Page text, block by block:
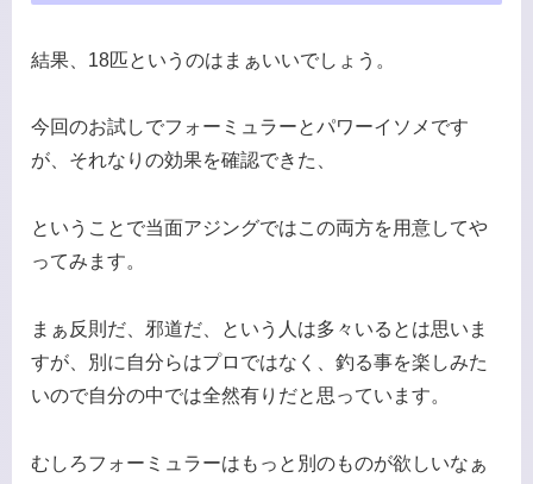
結果、18匹というのはまぁいいでしょう。
今回のお試しでフォーミュラーとパワーイソメです
が、それなりの効果を確認できた、
ということで当面アジングではこの両方を用意してや
ってみます。
まぁ反則だ、邪道だ、という人は多々いるとは思いま
すが、別に自分らはプロではなく、釣る事を楽しみた
いので自分の中では全然有りだと思っています。
むしろフォーミュラーはもっと別のものが欲しいなぁ